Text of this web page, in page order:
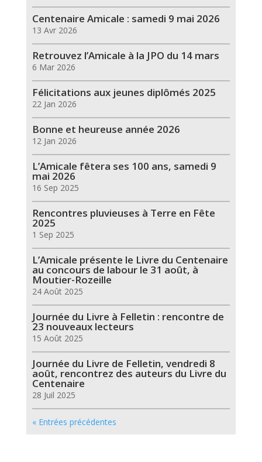
Centenaire Amicale : samedi 9 mai 2026
13 Avr 2026
Retrouvez l’Amicale à la JPO du 14 mars
6 Mar 2026
Félicitations aux jeunes diplômés 2025
22 Jan 2026
Bonne et heureuse année 2026
12 Jan 2026
L’Amicale fêtera ses 100 ans, samedi 9
mai 2026
16 Sep 2025
Rencontres pluvieuses à Terre en Fête
2025
1 Sep 2025
L’Amicale présente le Livre du Centenaire
au concours de labour le 31 août, à
Moutier-Rozeille
24 Août 2025
Journée du Livre à Felletin : rencontre de
23 nouveaux lecteurs
15 Août 2025
Journée du Livre de Felletin, vendredi 8
août, rencontrez des auteurs du Livre du
Centenaire
28 Juil 2025
« Entrées précédentes